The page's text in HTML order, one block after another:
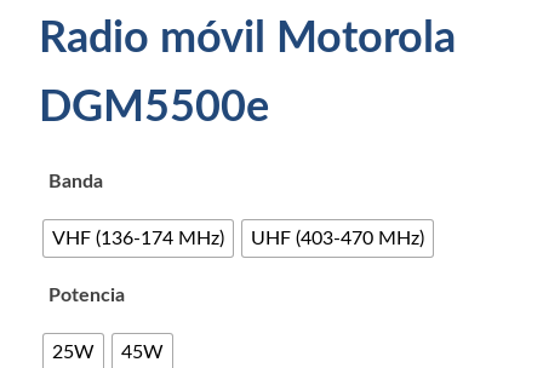
Radio móvil Motorola
DGM5500e
Banda
VHF (136-174 MHz) UHF (403-470 MHz)
Potencia
25W 45W